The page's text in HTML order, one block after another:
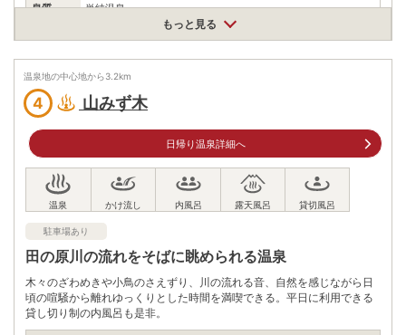
泉質 単純温泉
アクセス
住所
車
日田ICより車で約82分
公共交通機関
JR豊肥本線阿蘇駅から産交九州横断バス（予約制）黒川
温泉方面行きで50分、黒川温泉下車、徒歩3分
駐車場 無料（18台）
電話番号 0967440552
※ 掲載情報は変更になる場合があります。最新の内容はご利用前にご自身でお
問合せください。
自身でお問合せください。
もっと見る
温泉地の中心地から3.2km
4 山みず木
日帰り温泉詳細へ
駐車場あり
田の原川の流れをそばに眺められる温泉
木々のざわめきや小鳥のさえずり、川の流れる音、自然を感じながら日
頃の喧騒から離れゆっくりとした時間を満喫できる。平日に利用できる
貸し切り制の内風呂も是非。